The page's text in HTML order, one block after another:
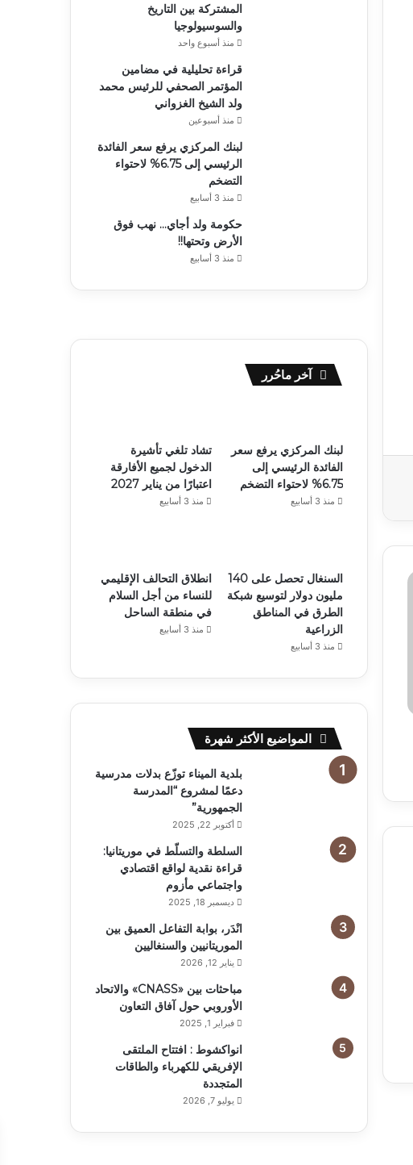
المشتركة بين التاريخ
والسوسيولوجيا
منذ أسبوع واحد
قراءة تحليلية في مضامين
المؤتمر الصحفي للرئيس محمد
ولد الشيخ الغزواني
منذ أسبوعين
لبنك المركزي يرفع سعر الفائدة
الرئيسي إلى 6.75% لاحتواء
التضخم
منذ 3 أسابيع
حكومة ولد أجاي… نهب فوق
الأرض وتحتها!!
منذ 3 أسابيع
آخر ماحُرر
لبنك المركزي يرفع سعر
الفائدة الرئيسي إلى
6.75% لاحتواء التضخم
منذ 3 أسابيع
تشاد تلغي تأشيرة
الدخول لجميع الأفارقة
اعتبارًا من يناير 2027
منذ 3 أسابيع
السنغال تحصل على 140
مليون دولار لتوسيع شبكة
الطرق في المناطق
الزراعية
منذ 3 أسابيع
انطلاق التحالف الإقليمي
للنساء من أجل السلام
في منطقة الساحل
منذ 3 أسابيع
المواضيع الأكثر شهرة
بلدية الميناء توزّع بدلات مدرسية
دعمًا لمشروع “المدرسة
الجمهورية”
أكتوبر 22, 2025
السلطة والتسلّط في موريتانيا:
قراءة نقدية لواقع اقتصادي
واجتماعي مأزوم
ديسمبر 18, 2025
انْدَر، بوابة التفاعل العميق بين
الموريتانيين والسنغاليين
يناير 12, 2026
مباحثات بين «CNASS» والاتحاد
الأوروبي حول آفاق التعاون
فبراير 1, 2025
انواكشوط : افتتاح الملتقى
الإفريقي للكهرباء والطاقات
المتجددة
يوليو 7, 2026